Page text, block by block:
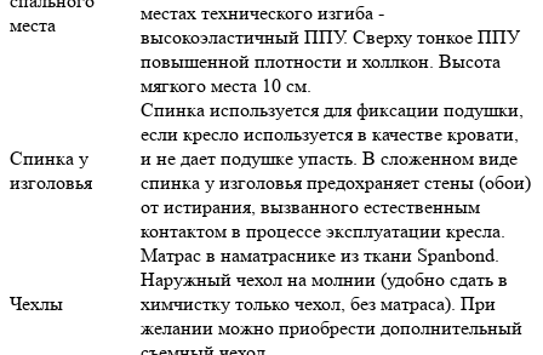
места
местах технического изгиба -
высокоэластичный ППУ. Сверху тонкое ППУ
повышенной плотности и холлкон. Высота
мягкого места 10 см.
Спинка у
изголовья
Спинка используется для фиксации подушки,
если кресло используется в качестве кровати,
и не дает подушке упасть. В сложенном виде
спинка у изголовья предохраняет стены (обои)
от истирания, вызванного естественным
контактом в процессе эксплуатации кресла.
Чехлы
Матрас в наматраснике из ткани Spanbond.
Наружный чехол на молнии (удобно сдать в
химчистку только чехол, без матраса). При
желании можно приобрести дополнительный